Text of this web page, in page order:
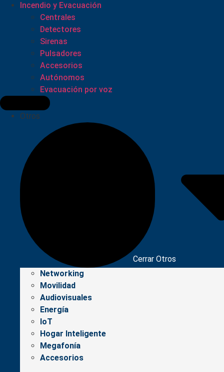
Incendio y Evacuación
Centrales
Detectores
Sirenas
Pulsadores
Accesorios
Autónomos
Evacuación por voz
Otros
Cerrar Otros
Networking
Movilidad
Audiovisuales
Energía
IoT
Hogar Inteligente
Megafonía
Accesorios